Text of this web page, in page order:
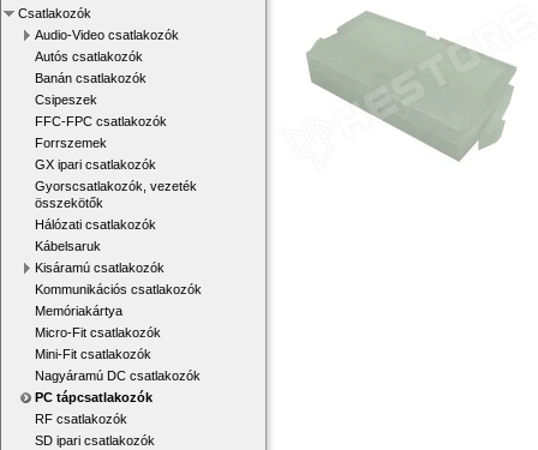
Csatlakozók
Audio-Video csatlakozók
Autós csatlakozók
Banán csatlakozók
Csipeszek
FFC-FPC csatlakozók
Forrszemek
GX ipari csatlakozók
Gyorscsatlakozók, vezeték
összekötők
Hálózati csatlakozók
Kábelsaruk
Kisáramú csatlakozók
Kommunikációs csatlakozók
Memóriakártya
Micro-Fit csatlakozók
Mini-Fit csatlakozók
Nagyáramú DC csatlakozók
PC tápcsatlakozók
RF csatlakozók
SD ipari csatlakozók